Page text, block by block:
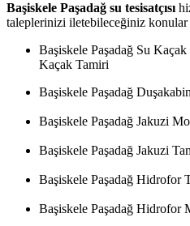
Başiskele Paşadağ su tesisatçısı
taleplerinizi iletebileceğiniz konular
Başiskele Paşadağ Su
Kaçak Tamiri
Başiskele Paşadağ
Başiskele Paşadağ Jakuzi
Başiskele Paşadağ Jakuzi
Başiskele Paşadağ Hidrofor
Başiskele Paşadağ Hidrofor